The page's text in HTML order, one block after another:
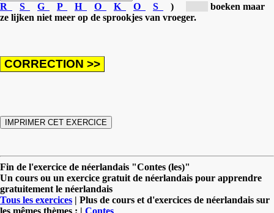
R
S G P H O K O S )
boeken maar
ze lijken niet meer op de sprookjes van vroeger.
Fin de l'exercice de néerlandais "Contes (les)"
Un cours ou un exercice gratuit de néerlandais pour apprendre
gratuitement le néerlandais
Tous les exercices | Plus de cours et d'exercices de néerlandais sur
les mêmes thèmes : | Contes